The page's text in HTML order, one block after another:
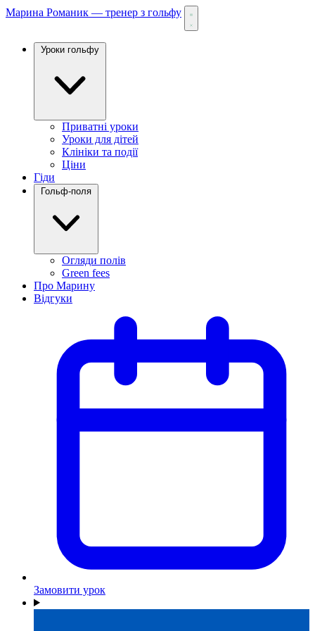
Марина Романик — тренер з гольфу
Приватні уроки
Уроки для дітей
Клініки та події
Ціни
Гіди
Огляди полів
Green fees
Про Марину
Відгуки
Замовити урок